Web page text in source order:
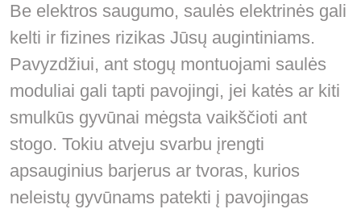
Be elektros saugumo, saulės elektrinės gali
kelti ir fizines rizikas Jūsų augintiniams.
Pavyzdžiui, ant stogų montuojami saulės
moduliai gali tapti pavojingi, jei katės ar kiti
smulkūs gyvūnai mėgsta vaikščioti ant
stogo. Tokiu atveju svarbu įrengti
apsauginius barjerus ar tvoras, kurios
neleistų gyvūnams patekti į pavojingas